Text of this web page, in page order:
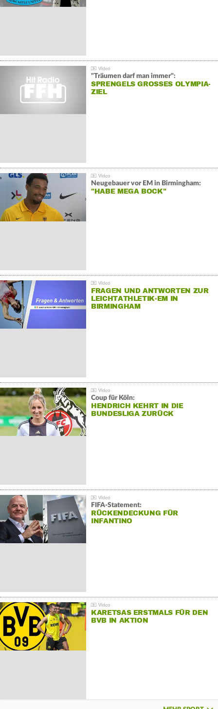
"Träumen darf man immer":
SPRENGELS GROSSES OLYMPIA-Z
IEL
Neugebauer vor EM in Birmingham:
"HABE MEGA BOCK"
FRAGEN UND ANTWORTEN ZUR
LEICHTATHLETIK-EM IN
BIRMINGHAM
Coup für Köln:
HENDRICH KEHRT IN DIE
BUNDESLIGA ZURÜCK
FIFA-Statement:
RÜCKENDECKUNG FÜR
INFANTINO
KARETSAS ERSTMALS FÜR DEN
BVB IN AKTION